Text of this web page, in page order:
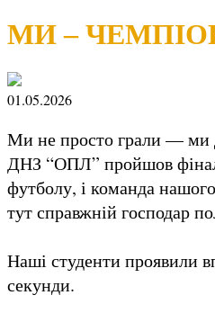
МИ –
01.05.2026
Ми не просто грали — ми
ДНЗ “ОПЛ” пройшов фінал
футболу, і команда
тут справжній господар
Наші студенти проявили
секунди.